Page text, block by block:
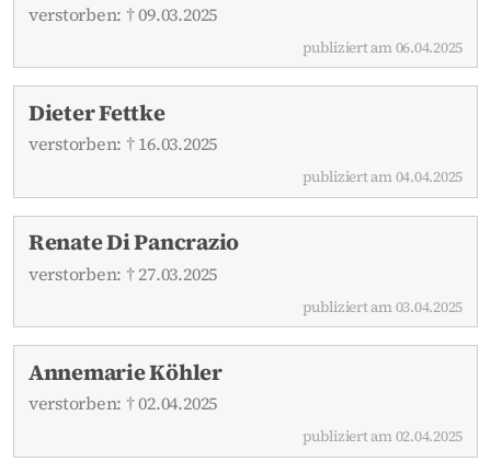
verstorben: † 09.03.2025
publiziert am 06.04.2025
Dieter Fettke
verstorben: † 16.03.2025
publiziert am 04.04.2025
Renate Di Pancrazio
verstorben: † 27.03.2025
publiziert am 03.04.2025
Annemarie Köhler
verstorben: † 02.04.2025
publiziert am 02.04.2025